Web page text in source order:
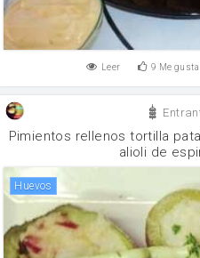
Leer 9 Me gusta
Pimientos rellenos tortilla
alioli de
huevos